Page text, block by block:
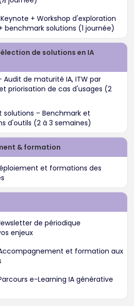
+ Workshop d'exploration
benchmark solutions (1 journée)
de solutions en IA
Audit de maturité IA, ITW par
priorisation de cas d'usages (2
Benchmark et
d'outils (2 à 3 semaines)
& formation
et formations des
de périodique
enjeux
et formation aux
e-Learning IA générative